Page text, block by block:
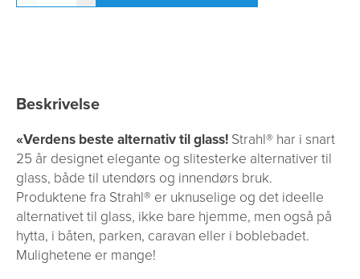
Beskrivelse
«Verdens beste alternativ til glass!Strahl® har i snart
25 år designet elegante og slitesterke alternativer til
glass, både til utendørs og innendørs bruk.
Produktene fra Strahl® er uknuselige og det ideelle
alternativet til glass, ikke bare hjemme, men også på
hytta, i båten, parken, caravan eller i boblebadet.
Mulighetene er mange!